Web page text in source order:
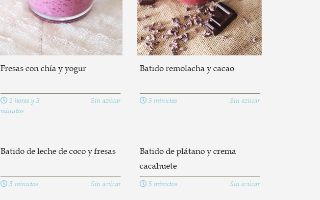
Fresas con chía y yogur
2 horas y 5
minutos
Sin azúcar
Batido remolacha y cacao
5 minutos Sin azúcar
Batido de leche de coco y fresas
5 minutos Sin azúcar
Batido de plátano y crema
cacahuete
5 minutos Sin azúcar